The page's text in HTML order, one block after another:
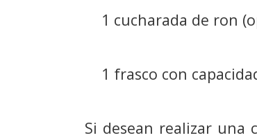
1 cucharada de ron
1 frasco con
Si desean realizar una